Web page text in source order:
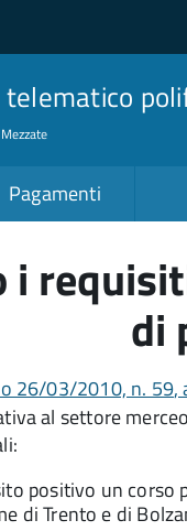
Pagamenti
i
di
26/03/2010, n. 59,
al settore
positivo un
di Trento e di